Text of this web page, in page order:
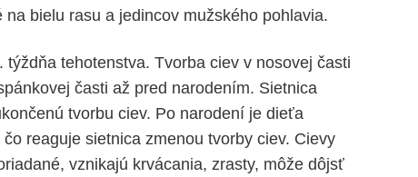
bielu rasu a jedincov mužského pohlavia.
tehotenstva. Tvorba ciev v nosovej časti
časti až pred narodením. Sietnica
tvorbu ciev. Po narodení je dieťa
reaguje sietnica zmenou tvorby ciev. Cievy
vznikajú krvácania, zrasty, môže dôjsť